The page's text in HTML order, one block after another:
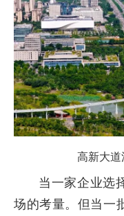
高新大
当一家企业选
场的考量。但当一